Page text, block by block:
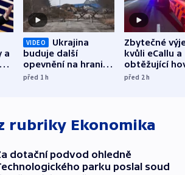
a
VIDEO
Ukrajina
buduje další
opevnění na hranici
s Běloruskem
před 1h
Zbytečné
kvůli eCallu a
obtěžující
zdržují
před 2h
rubriky Ekonomika
dotační podvod ohledně
parku poslal soud